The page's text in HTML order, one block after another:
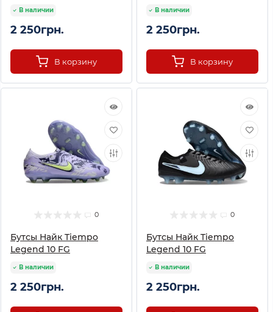
В наличии
2 250грн.
В корзину
В наличии
2 250грн.
В корзину
0
Бутсы Найк Tiempo
Legend 10 FG
В наличии
2 250грн.
0
Бутсы Найк Tiempo
Legend 10 FG
В наличии
2 250грн.